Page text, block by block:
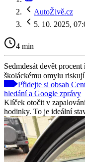
AutoŽivě.cz
5. 10. 2025,
4 min
Sedmdesát devět
školáckému omylu
Přidejte si obsah
hledání a Google zprávy
Klíček otočit v
hodinky. To je ideální